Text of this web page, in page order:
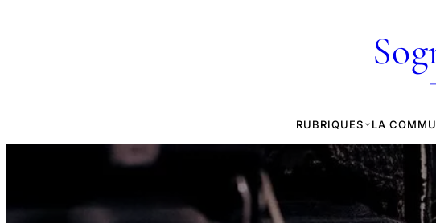
RUBRIQUES LA